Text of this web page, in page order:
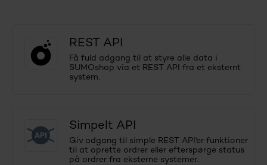
REST API
Få fuld adgang til at styre alle data i
SUMOshop via et REST API fra et eksternt
system.
Simpelt API
Giv adgang til simple REST API'er funktioner
til at oprette ordrer eller efterspørge status
på ordrer fra eksterne systemer.